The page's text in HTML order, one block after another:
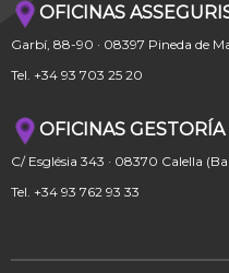
OFICINAS
Garbí, 88-90 · 08397 Pineda de
Tel. +34 93 703 25 20
OFICINAS GESTORÍA
C/ Església 343 · 08370 Calella
Tel. +34 93 762 93 33